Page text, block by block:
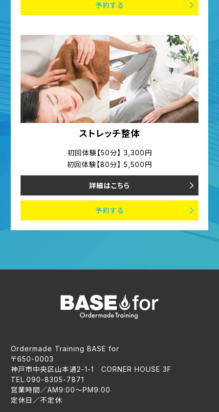
予約する
ストレッチ整体
初回体験【50分】 3,300円
初回体験【80分】 5,500円
詳細はこちら
予約する
Ordermade Training BASE for
〒650-0003
神戸市中央区山本通2-1-1 CORNER HOUSE 3F
TEL.090-8305-7871
営業時間／AM9:00〜PM9:00
定休日／不定休